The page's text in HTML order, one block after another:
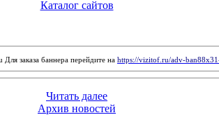
Каталог сайтов
заказа баннера перейдите на https://vizitof.ru/adv-
Читать далее
Архив новостей